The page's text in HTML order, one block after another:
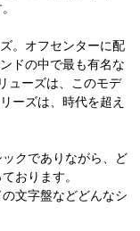
。オフセンターに配
ドの中で最も有名な
ューズは、このモデ
ーズは、時代を超え
クでありながら、ど
おります。
文字盤などどんなシ